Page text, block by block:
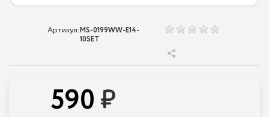
Артикул:MS-0199WW-E14-
10SET
590